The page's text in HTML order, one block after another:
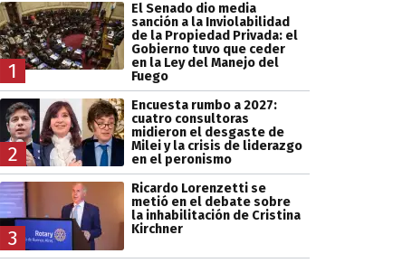
1
El Senado dio media
sanción a la Inviolabilidad
de la Propiedad Privada: el
Gobierno tuvo que ceder
en la Ley del Manejo del
Fuego
2
Encuesta rumbo a 2027:
cuatro consultoras
midieron el desgaste de
Milei y la crisis de liderazgo
en el peronismo
3
Ricardo Lorenzetti se
metió en el debate sobre
la inhabilitación de Cristina
Kirchner